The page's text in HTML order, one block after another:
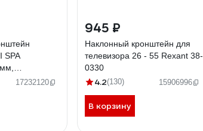
SPA
17232120
945 ₽
Наклонный кронштейн для
телевизора 26 - 55 Rexant 38-
0330
4.2(130) 15906996
В корзину